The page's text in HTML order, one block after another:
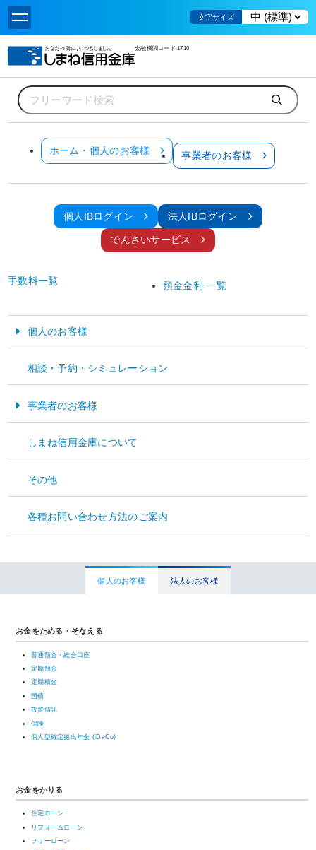
文字サイズ
金融機関コード 1710
ホーム・個人のお客様 事業者のお客様
個人IBログイン 法人IBログイン
でんさいサービス
手数料一覧 預金金利 一覧
個人のお客様
お金をためる・そなえる
お金をかりる
相談・予約・シミュレーション
事業者のお客様
資金運用
資金調達
経営サポート
しまね信用金庫について
その他
各種お問い合わせ方法のご案内
ホーム
重要なお知らせ
「高病原性鳥インフルエンザ疑似患畜」の確認を踏まえた金融上の措置について
の措置について
このたび「高病原性鳥インフルエンザ疑似患畜」が島根県内で確認されたことによ
当金庫におきましては、当面の間、以下の通り対応させていただきますので、お知
らせいたします。
高病原性鳥インフルエンザ疑似患畜の確認により影響を受けた農家等をはじめ
高病原性鳥インフルエンザ疑似患畜の確認により影響を受けた取引先から、経
営の維持継続に必要な資金の借入の申込みや貸付条件の変更等の申込みがあっ
た場合には、適切な融資対応に努めます。
個人のお客様 法人のお客様
お金をためる・そなえる
普通預金・総合口座
定期預金
定期積金
国債
投資信託
保険
個人型確定拠出年金 (iDeCo)
お金をかりる
住宅ローン
リフォームローン
フリーローン